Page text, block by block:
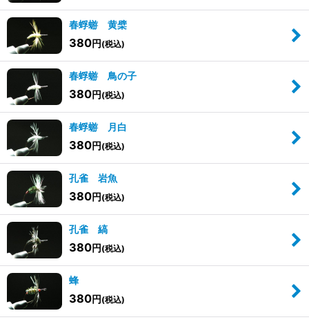
春蜉蝣 黄檗
380円(税込)
春蜉蝣 鳥の子
380円(税込)
春蜉蝣 月白
380円(税込)
孔雀 岩魚
380円(税込)
孔雀 縞
380円(税込)
蜂
380円(税込)